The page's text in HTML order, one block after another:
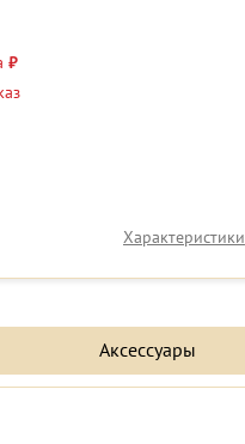
₽
Характеристики
Аксессуары